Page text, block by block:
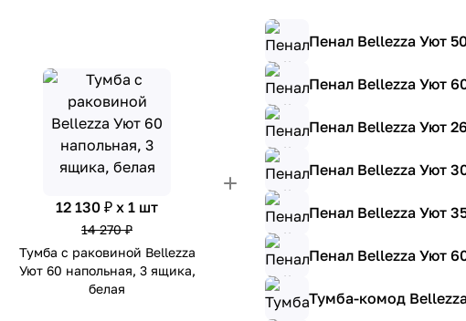
12 130 ₽ x 1 шт
14 270 ₽
Тумба с раковиной Bellezza
Уют 60 напольная, 3 ящика,
белая
Пенал Bellezza Уют
Пенал Bellezza Уют
Пенал Bellezza Уют
Пенал Bellezza Уют
Пенал Bellezza Уют
Пенал Bellezza Уют
Тумба-комод